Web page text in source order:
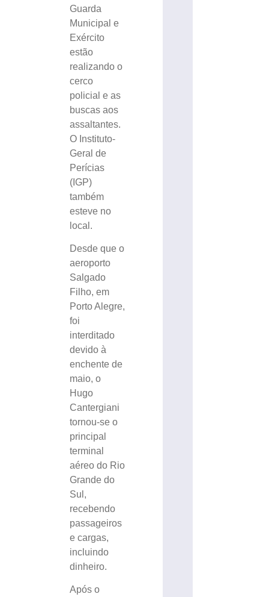
Guarda
Municipal e
Exército
estão
realizando o
cerco
policial e as
buscas aos
assaltantes.
O Instituto-
Geral de
Perícias
(IGP)
também
esteve no
local.
Desde que o
aeroporto
Salgado
Filho, em
Porto Alegre,
foi
interditado
devido à
enchente de
maio, o
Hugo
Cantergiani
tornou-se o
principal
terminal
aéreo do Rio
Grande do
Sul,
recebendo
passageiros
e cargas,
incluindo
dinheiro.
Após o